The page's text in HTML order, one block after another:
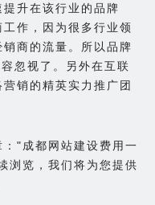
升在该行业的品牌
作，因为很多行业领
商的流量。所以品牌
忽视了。另外在互联
销的精英实力推广团
"成都网站建设费用一
浏览，我们将为您提供